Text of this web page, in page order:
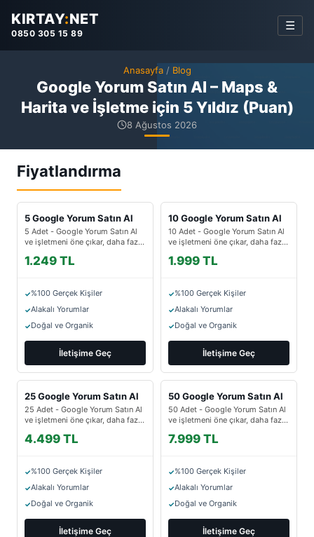
KIRTAY:NET
0850 305 15 89
☰
Anasayfa/ Blog
Google Yorum Satın Al – Maps &
Harita ve İşletme için 5 Yıldız (Puan)
8 Ağustos 2026
Fiyatlandırma
5 Google Yorum Satın Al
5 Adet - Google Yorum Satın Al
ve işletmeni öne çıkar, daha fazla
1.249 TL
%100 Gerçek Kişiler
Alakalı Yorumlar
Doğal ve Organik
İletişime Geç
10 Google Yorum Satın Al
10 Adet - Google Yorum Satın Al
ve işletmeni öne çıkar, daha fazla
1.999 TL
%100 Gerçek Kişiler
Alakalı Yorumlar
Doğal ve Organik
İletişime Geç
25 Google Yorum Satın Al
25 Adet - Google Yorum Satın Al
ve işletmeni öne çıkar, daha fazla
4.499 TL
%100 Gerçek Kişiler
Alakalı Yorumlar
Doğal ve Organik
İletişime Geç
50 Google Yorum Satın Al
50 Adet - Google Yorum Satın Al
ve işletmeni öne çıkar, daha fazla
7.999 TL
%100 Gerçek Kişiler
Alakalı Yorumlar
Doğal ve Organik
İletişime Geç